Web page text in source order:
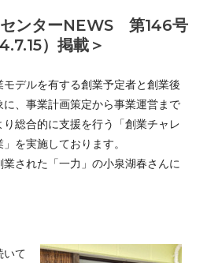
センターNEWS 第146号
）掲載＞
デルを有する創業予定者と創業後
、事業計画策定から事業運営まで
総合的に支援を行う「創業チャレ
を実施しております。
された「一力」の小泉湖春さんに
いて